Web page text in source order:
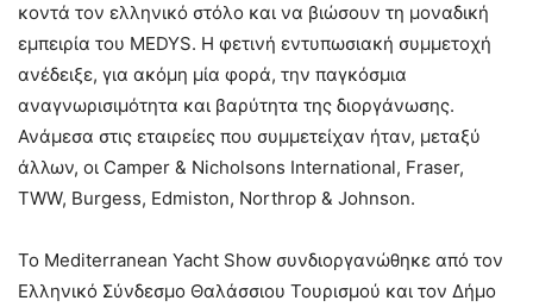
κοντά τον ελληνικό στόλο και να βιώσουν τη μοναδική
εμπειρία του MEDYS. Η φετινή εντυπωσιακή συμμετοχή
ανέδειξε, για ακόμη μία φορά, την παγκόσμια
αναγνωρισιμότητα και βαρύτητα της διοργάνωσης.
Ανάμεσα στις εταιρείες που συμμετείχαν ήταν, μεταξύ
άλλων, οι Camper & Nicholsons International, Fraser,
TWW, Burgess, Edmiston, Northrop & Johnson.
Το Mediterranean Yacht Show συνδιοργανώθηκε από τον
Ελληνικό Σύνδεσμο Θαλάσσιου Τουρισμού και τον Δήμο